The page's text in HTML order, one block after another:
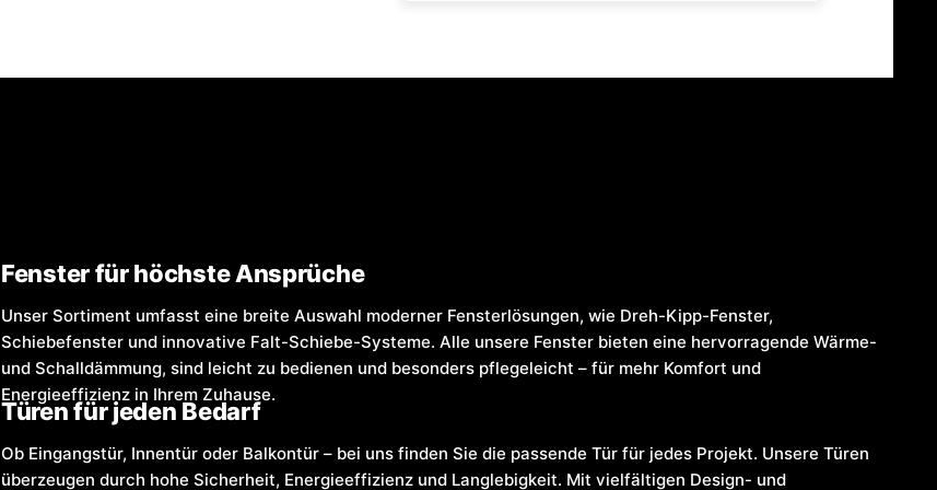
Fenster für höchste Ansprüche
Unser Sortiment umfasst eine breite Auswahl moderner Fensterlösungen, wie Dreh-Kipp-Fenster,
Schiebefenster und innovative Falt-Schiebe-Systeme. Alle unsere Fenster bieten eine hervorragende Wärme-
und Schalldämmung, sind leicht zu bedienen und besonders pflegeleicht – für mehr Komfort und
Energieeffizienz in Ihrem Zuhause.
Türen für jeden Bedarf
Ob Eingangstür, Innentür oder Balkontür – bei uns finden Sie die passende Tür für jedes Projekt. Unsere Türen
überzeugen durch hohe Sicherheit, Energieeffizienz und Langlebigkeit. Mit vielfältigen Design- und